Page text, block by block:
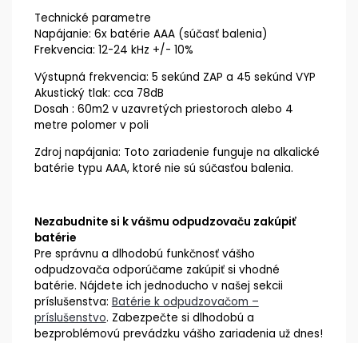
Technické parametre
Napájanie: 6x batérie AAA (súčasť balenia)
Frekvencia: 12-24 kHz +/- 10%
Výstupná frekvencia: 5 sekúnd ZAP a 45 sekúnd VYP
Akustický tlak: cca 78dB
Dosah : 60m2 v uzavretých priestoroch alebo 4
metre polomer v poli
Zdroj napájania: Toto zariadenie funguje na alkalické
batérie typu AAA, ktoré nie sú súčasťou balenia.
Nezabudnite si k vášmu odpudzovaču zakúpiť
batérie
Pre správnu a dlhodobú funkčnosť vášho
odpudzovača odporúčame zakúpiť si vhodné
batérie. Nájdete ich jednoducho v našej sekcii
príslušenstva: Batérie k odpudzovačom –
príslušenstvo. Zabezpečte si dlhodobú a
bezproblémovú prevádzku vášho zariadenia už dnes!